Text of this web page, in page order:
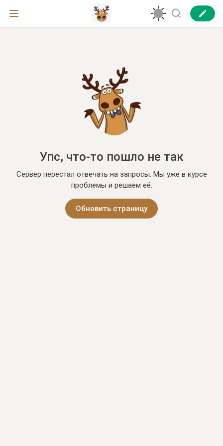
Упс, что-то пошло не так
Сервер перестал отвечать на запросы. Мы уже в курсе
проблемы и решаем её.
Обновить страницу